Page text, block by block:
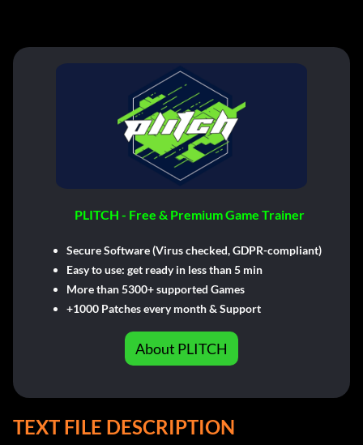
PLITCH - Free & Premium Game Trainer
Secure Software (Virus checked, GDPR-compliant)
Easy to use: get ready in less than 5 min
More than 5300+ supported Games
+1000 Patches every month & Support
About PLITCH
TEXT FILE DESCRIPTION